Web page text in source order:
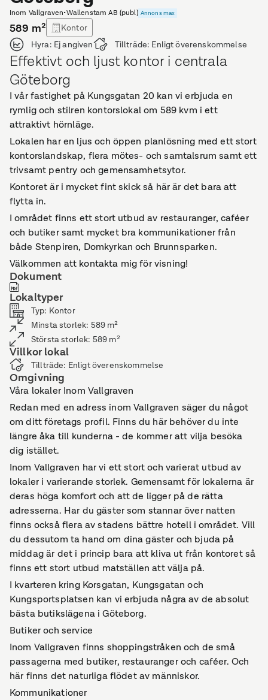
Inom Vallgraven•Wallenstam AB (publ) Annons max
589 m²
Kontor
Hyra: Ej angiven Tillträde: Enligt överenskommelse
Effektivt och ljust kontor i centrala
Göteborg
I vår fastighet på Kungsgatan 20 kan vi erbjuda en
rymlig och stilren kontorslokal om 589 kvm i ett
attraktivt hörnläge.
Lokalen har en ljus och öppen planlösning med ett stort
kontorslandskap, flera mötes- och samtalsrum samt ett
trivsamt pentry och gemensamhetsytor.
Kontoret är i mycket fint skick så här är det bara att
flytta in.
I området finns ett stort utbud av restauranger, caféer
och butiker samt mycket bra kommunikationer från
både Stenpiren, Domkyrkan och Brunnsparken.
Välkommen att kontakta mig för visning!
Dokument
Lokaltyper
Typ: Kontor
Minsta storlek: 589 m²
Största storlek: 589 m²
Villkor lokal
Tillträde: Enligt överenskommelse
Omgivning
Våra lokaler Inom Vallgraven
Redan med en adress inom Vallgraven säger du något
om ditt företags profil. Finns du här behöver du inte
längre åka till kunderna - de kommer att vilja besöka
dig istället.
Inom Vallgraven har vi ett stort och varierat utbud av
lokaler i varierande storlek. Gemensamt för lokalerna är
deras höga komfort och att de ligger på de rätta
adresserna. Har du gäster som stannar över natten
finns också flera av stadens bättre hotell i området. Vill
du dessutom ta hand om dina gäster och bjuda på
middag är det i princip bara att kliva ut från kontoret så
finns ett stort utbud matställen att välja på.
I kvarteren kring Korsgatan, Kungsgatan och
Kungsportsplatsen kan vi erbjuda några av de absolut
bästa butikslägena i Göteborg.
Butiker och service
Inom Vallgraven finns shoppingstråken och de små
passagerna med butiker, restauranger och caféer. Och
här finns det naturliga flödet av människor.
Kommunikationer